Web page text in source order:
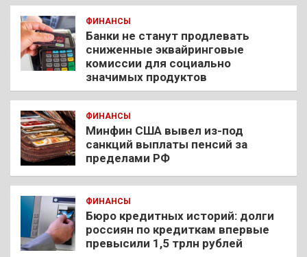
ФИНАНСЫ
Банки не станут продлевать
сниженные эквайринговые
комиссии для социально
значимых продуктов
ФИНАНСЫ
Минфин США вывел из-под
санкций выплаты пенсий за
пределами РФ
ФИНАНСЫ
Бюро кредитных историй: долги
россиян по кредиткам впервые
превысили 1,5 трлн рублей